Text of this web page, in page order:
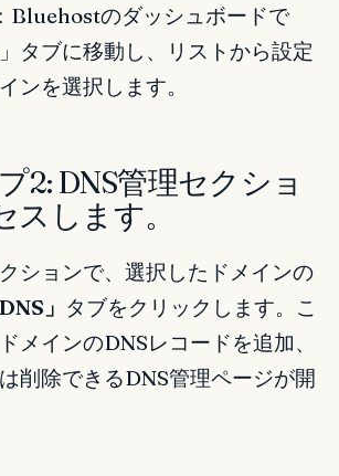
Bluehostのダッシュボードで
」タブに移動し、リストから設定
ンを選択します。
2: DNS管理セクショ
スします。
ションで、選択したドメインの
DNS」 タブをクリックします。こ
メインのDNSレコードを追加、
削除できるDNS管理ページが開